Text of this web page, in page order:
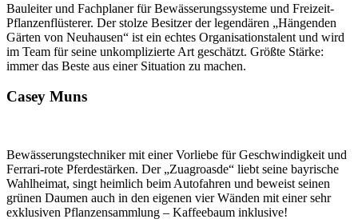
Bauleiter und Fachplaner für Bewässerungssysteme und Freizeit-
Pflanzenflüsterer. Der stolze Besitzer der legendären „Hängenden
Gärten von Neuhausen“ ist ein echtes Organisationstalent und wird
im Team für seine unkomplizierte Art geschätzt. Größte Stärke:
immer das Beste aus einer Situation zu machen.
Casey Muns
Bewässerungstechniker mit einer Vorliebe für Geschwindigkeit und
Ferrari-rote Pferdestärken. Der „Zuagroasde“ liebt seine bayrische
Wahlheimat, singt heimlich beim Autofahren und beweist seinen
grünen Daumen auch in den eigenen vier Wänden mit einer sehr
exklusiven Pflanzensammlung – Kaffeebaum inklusive!